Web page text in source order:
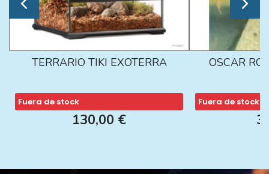
TERRARIO TIKI EXOTERRA
Fuera de stock
130,00 €
OSCAR
Fuera de stock